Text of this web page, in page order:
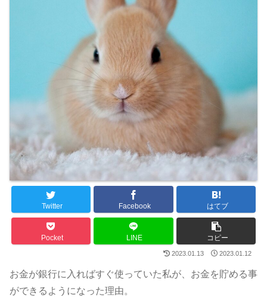
Twitter Facebook はてブ
Pocket LINE コピー
2023.01.13 2023.01.12
お金が銀行に入ればすぐ使っていた私が、お金を貯める事
ができるようになった理由。